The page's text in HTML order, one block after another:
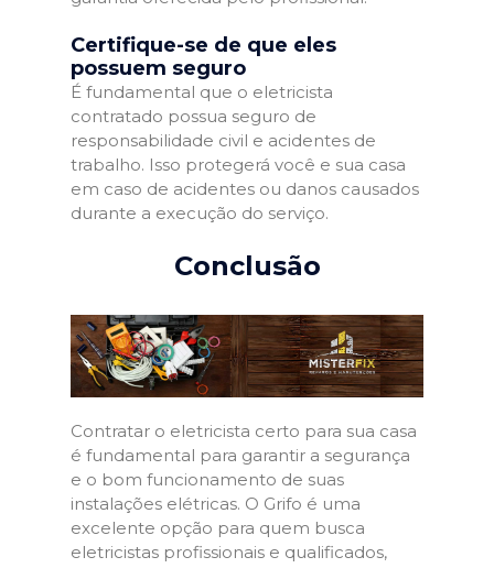
Certifique-se de que eles
possuem seguro
É fundamental que o eletricista
contratado possua seguro de
responsabilidade civil e acidentes de
trabalho. Isso protegerá você e sua casa
em caso de acidentes ou danos causados
durante a execução do serviço.
Conclusão
Contratar o eletricista certo para sua casa
é fundamental para garantir a segurança
e o bom funcionamento de suas
instalações elétricas. O Grifo é uma
excelente opção para quem busca
eletricistas profissionais e qualificados,